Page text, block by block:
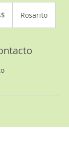
Rosarito